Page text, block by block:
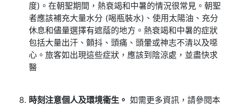
度)。在朝聖期間，熱衰竭和中暑的情況很常見。朝聖
者應該補充大量水分 (喝瓶裝水)、使用太陽油、充分
休息和儘量選擇有遮蔭的地方。熱衰竭和中暑的症狀
包括大量出汗、顫抖、頭痛、頭暈或神志不清以及噁
心。旅客如出現這些症狀，應該到陰涼處，並盡快求
醫
時刻注意個人及環境衞生。 如需更多資訊，請參閱本